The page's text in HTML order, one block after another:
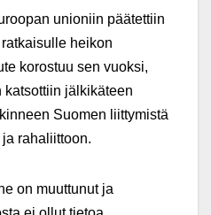
unioniin päätettiin
heikon
korostuu sen vuoksi,
katsottiin jälkikäteen
Suomen liittymistä
rahaliittoon.
on muuttunut ja